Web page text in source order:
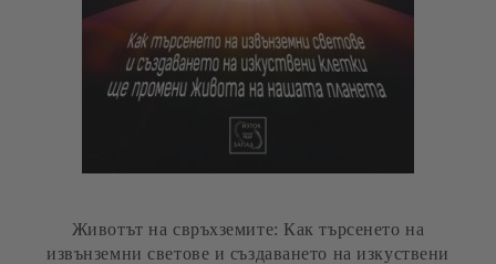
Животът на свръхземите: Как търсенето на
извънземни светове и създаването на изкуствени